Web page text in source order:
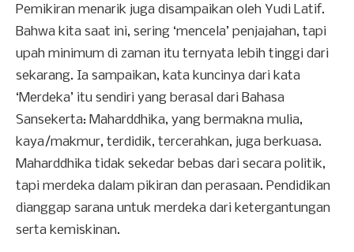
Pemikiran menarik juga disampaikan oleh Yudi Latif.
Bahwa kita saat ini, sering ‘mencela’ penjajahan, tapi
upah minimum di zaman itu ternyata lebih tinggi dari
sekarang. Ia sampaikan, kata kuncinya dari kata
‘Merdeka’ itu sendiri yang berasal dari Bahasa
Sansekerta: Maharddhika, yang bermakna mulia,
kaya/makmur, terdidik, tercerahkan, juga berkuasa.
Maharddhika tidak sekedar bebas dari secara politik,
tapi merdeka dalam pikiran dan perasaan. Pendidikan
dianggap sarana untuk merdeka dari ketergantungan
serta kemiskinan.